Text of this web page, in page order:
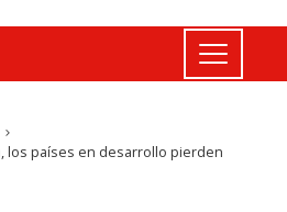
los países en desarrollo pierden